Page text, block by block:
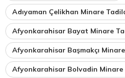
Adıyaman Çelikhan Minare
Afyonkarahisar Bayat Minare
Afyonkarahisar Başmakçı
Afyonkarahisar Bolvadin Minare